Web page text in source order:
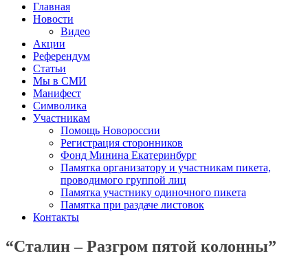
Главная
Новости
Видео
Акции
Референдум
Статьи
Мы в СМИ
Манифест
Символика
Участникам
Помощь Новороссии
Регистрация сторонников
Фонд Минина Екатеринбург
Памятка организатору и участникам пикета,
проводимого группой лиц
Памятка участнику одиночного пикета
Памятка при раздаче листовок
Контакты
“Сталин – Разгром пятой колонны”